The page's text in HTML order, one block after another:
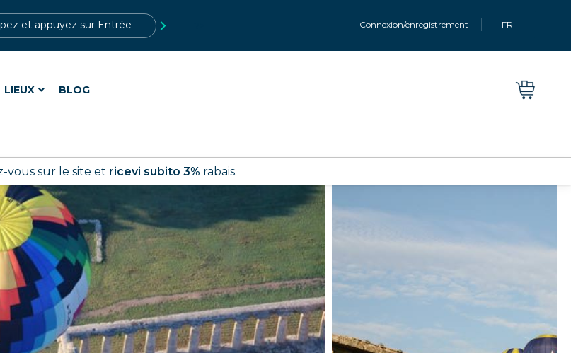
Connexion/enregistrement FR
LIEUX BLOG
vous sur le site et ricevi subito 3% rabais.